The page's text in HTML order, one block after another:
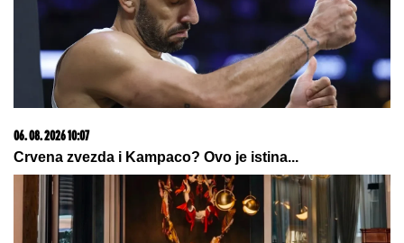
Smeta im istina: Hrvati pobesneli
zbog objave Zvezdana Terzića